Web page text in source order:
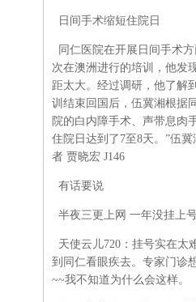
日间手术缩短住院日
同仁医院在开展日间手术
次在澳洲进行的培训，他发
距太大。经过调研，他了解
训结束回国后，伍冀湘根据
院的白内障手术、声带息肉
住院日达到了7至8天。”伍
者 贾晓宏 J146
有话要说
半夜三更上网 一年没挂上
天使云儿720：挂号实在太
到同仁看眼疾去。专家门诊
~~我不知道为什么会这样。